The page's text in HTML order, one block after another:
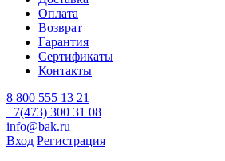
Оплата
Возврат
Гарантия
Сертификаты
Контакты
8 800 555 13 21
+7(473) 300 31 08
info@bak.ru
Вход Регистрация